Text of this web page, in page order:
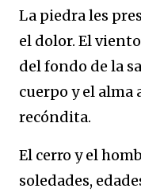
La piedra les
el dolor. El
del fondo de la
cuerpo y el alma
recóndita.
El cerro y el
soledades,